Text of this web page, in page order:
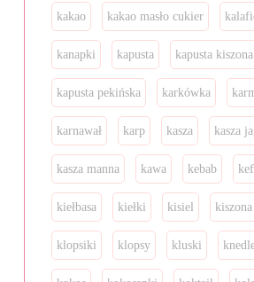
kakao kakao masło cukier
kanapki kapusta kapusta kiszona
kapusta pekińska karkówka
karnawał karp kasza kasza
kasza manna kawa kebab
kiełbasa kiełki kisiel
klopsiki klopsy kluski